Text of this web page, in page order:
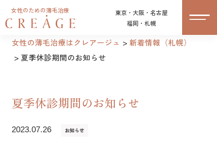
女性のための薄毛治療
東京・大阪・名古屋
福岡・札幌
女性の薄毛治療はクレアージュ
新着情報（札幌）
夏季休診期間のお知らせ
夏季休診期間のお知らせ
2023.07.26 お知らせ